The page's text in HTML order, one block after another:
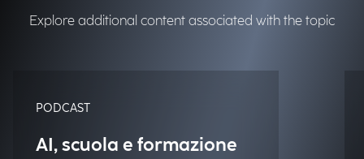
Explore additional content associated with the topic
PODCAST
AI, scuola e formazione